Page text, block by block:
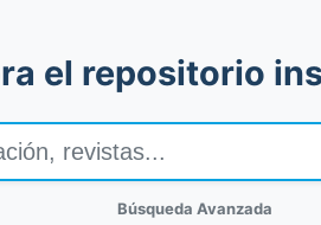
el repositorio
Búsqueda Avanzada